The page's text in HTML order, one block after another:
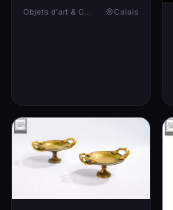
Objets d'art & Curiosités
Calais